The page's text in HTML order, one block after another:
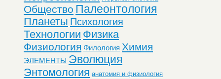
Общество Палеонтология
Планеты Психология
Технологии Физика
Физиология Филология Химия
ЭЛЕМЕНТЫ Эволюция
Энтомология анатомия и физиология